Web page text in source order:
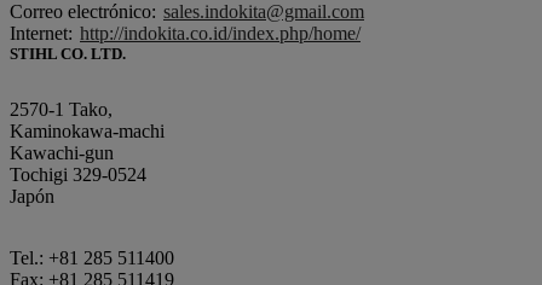
Correo electrónico: sales.indokita@gmail.com
Internet: http://indokita.co.id/index.php/home/
STIHL CO. LTD.
2570-1 Tako,
Kaminokawa-machi
Kawachi-gun
Tochigi 329-0524
Japón
Tel.: +81 285 511400
Fax: +81 285 511419